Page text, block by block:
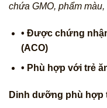
chứa GMO, phẩm
• Được chứng
(ACO)
• Phù hợp với trẻ
Dinh dưỡng phù hợp